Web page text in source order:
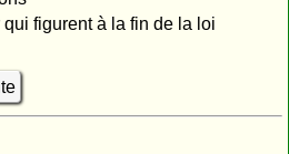
qui figurent à la fin de la loi